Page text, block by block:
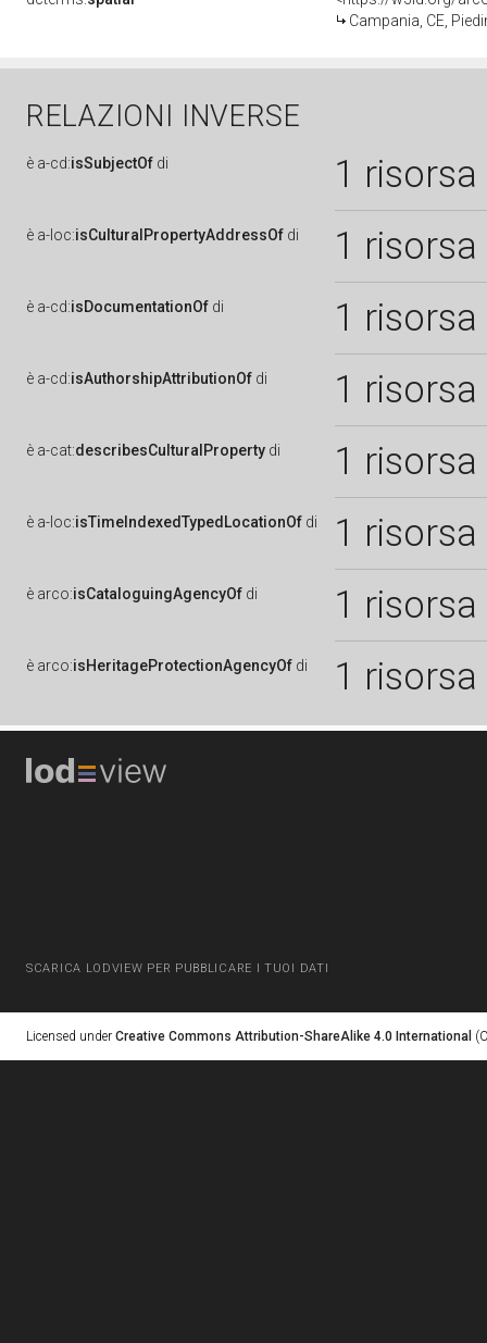
Campania, CE,
RELAZIONI INVERSE
è a-cd:isSubjectOf di 1 risorsa
è a-loc:isCulturalPropertyAddressOf di 1 risorsa
è a-cd:isDocumentationOf di 1 risorsa
è a-cd:isAuthorshipAttributionOf di 1 risorsa
è a-cat:describesCulturalProperty di 1 risorsa
è a-loc:isTimeIndexedTypedLocationOf di 1 risorsa
è arco:isCataloguingAgencyOf di 1 risorsa
è arco:isHeritageProtectionAgencyOf di 1 risorsa
SCARICA LODVIEW PER PUBBLICARE I TUOI DATI
Licensed under Creative Commons Attribution-ShareAlike 4.0 International